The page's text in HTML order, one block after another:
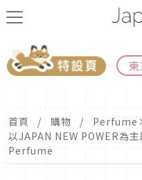
首頁 購物
以JAPAN NEW POWER為
Perfume